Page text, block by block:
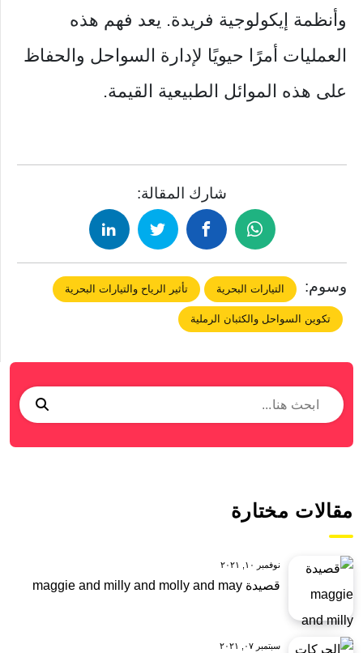
وأنظمة إيكولوجية فريدة. يعد فهم هذه
العمليات أمرًا حيويًا لإدارة السواحل والحفاظ
على هذه الموائل الطبيعية القيمة.
شارك المقالة:
وسوم: التيارات البحرية تأثير الرياح والتيارات البحرية
تكوين السواحل والكثبان الرملية
مقالات مختارة
نوفمبر ١٠, ٢٠٢١
قصيدة maggie and milly and molly and may
سبتمبر ٠٧, ٢٠٢١